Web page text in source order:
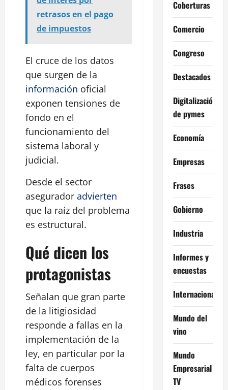
retrasos en el pago
de impuestos
El cruce de los datos
que surgen de la
información oficial
exponen tensiones de
fondo en el
funcionamiento del
sistema laboral y
judicial.
Desde el sector
asegurador advierten
que la raíz del problema
es estructural.
Qué dicen los
protagonistas
Señalan que gran parte
de la litigiosidad
responde a fallas en la
implementación de la
ley, en particular por la
falta de cuerpos
médicos forenses
Coberturas
Comercio
Congreso
Destacados
Digitalización
de pymes
Economía
Empresas
Frases
Gobierno
Industria
Informes y
encuestas
Internacional
Mundo del
vino
Mundo
Empresarial
TV